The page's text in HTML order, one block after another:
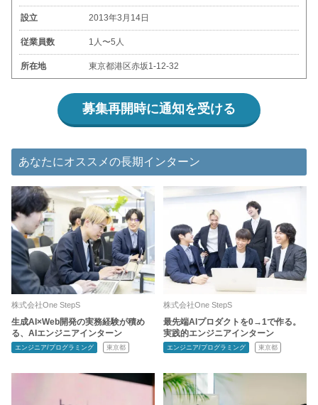
設立 2013年3月14日
従業員数 1人〜5人
所在地 東京都港区赤坂1-12-32
募集再開時に通知を受ける
あなたにオススメの長期インターン
株式会社One StepS
生成AI×Web開発の実務経験が積め
る、AIエンジニアインターン
エンジニア/プログラミング 東京都
株式会社One StepS
最先端AIプロダクトを0→1で作る。
実践的エンジニアインターン
エンジニア/プログラミング 東京都